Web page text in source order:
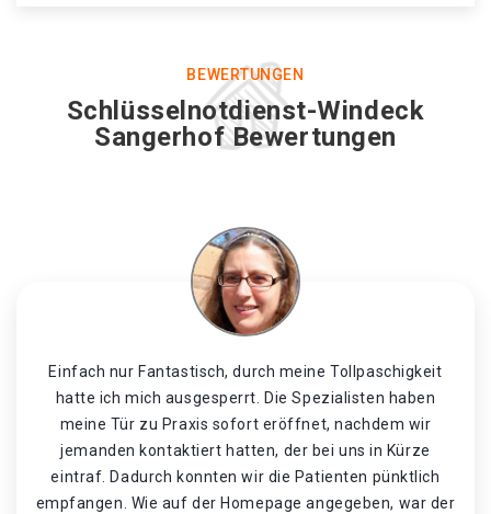
BEWERTUNGEN
Schlüsselnotdienst-Windeck
Sangerhof Bewertungen
Einfach nur Fantastisch, durch meine Tollpaschigkeit
hatte ich mich ausgesperrt. Die Spezialisten haben
meine Tür zu Praxis sofort eröffnet, nachdem wir
jemanden kontaktiert hatten, der bei uns in Kürze
eintraf. Dadurch konnten wir die Patienten pünktlich
empfangen. Wie auf der Homepage angegeben, war der